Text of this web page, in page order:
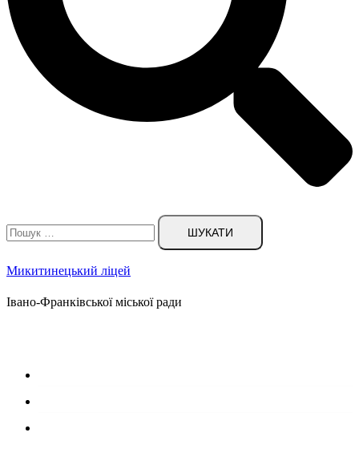
Пошук:
Микитинецький ліцей
Івано-Франківської міської ради